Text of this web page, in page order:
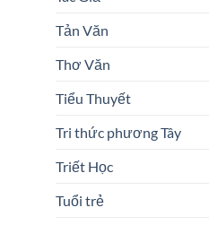
Tản Văn
Thơ Văn
Tiểu Thuyết
Tri thức phương Tây
Triết Học
Tuổi trẻ